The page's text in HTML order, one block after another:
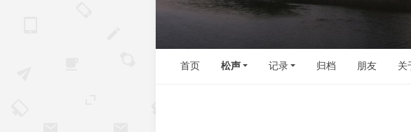
首页 松声 记录 归档 朋友 关